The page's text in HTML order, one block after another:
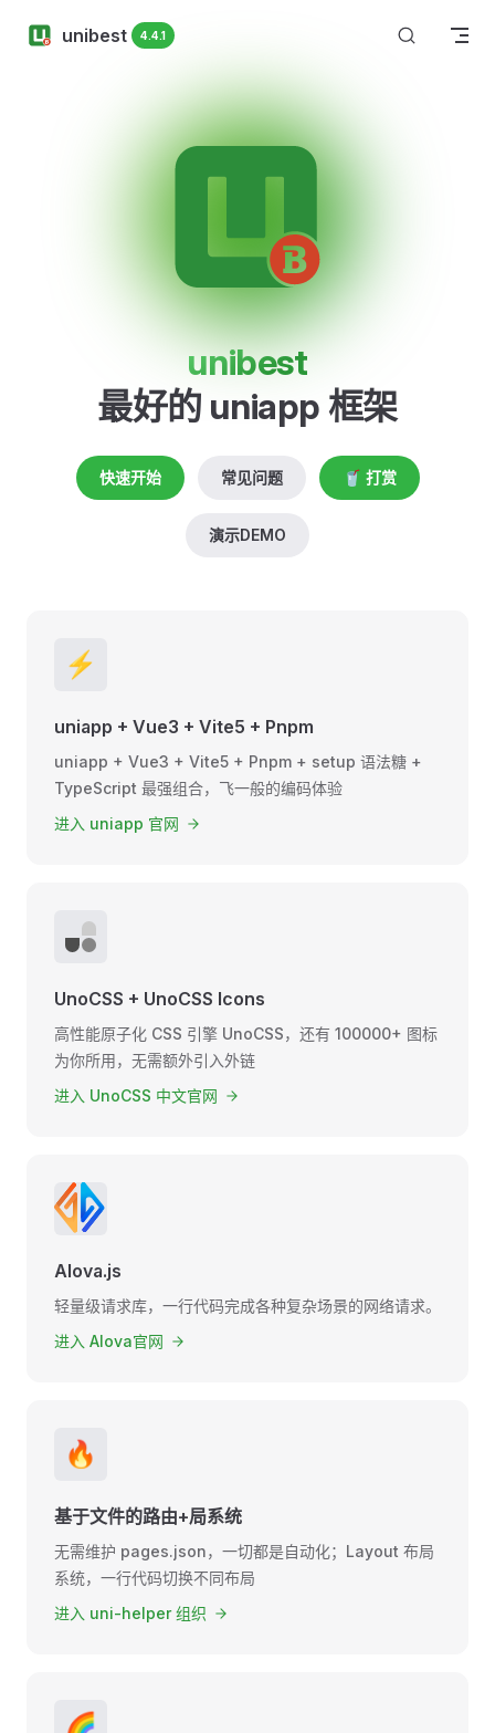
Skip to content
unibest 4.4.1
unibest
最好的 uniapp 框架
快速开始 常见问题 🥤 打赏
演示DEMO
⚡️
uniapp + Vue3 + Vite5 + Pnpm
uniapp + Vue3 + Vite5 + Pnpm + setup 语法糖 +
TypeScript 最强组合，飞一般的编码体验
进入 uniapp 官网
UnoCSS + UnoCSS Icons
高性能原子化 CSS 引擎 UnoCSS，还有 100000+ 图标
为你所用，无需额外引入外链
进入 UnoCSS 中文官网
Alova.js
轻量级请求库，一行代码完成各种复杂场景的网络请求。
进入 Alova官网
🔥
基于文件的路由+局系统
无需维护 pages.json，一切都是自动化；Layout 布局
系统，一行代码切换不同布局
进入 uni-helper 组织
🌈